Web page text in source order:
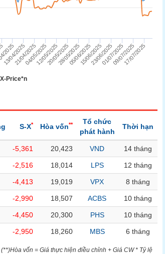
Price*n
13/04/202521/04/202504/05/202512/05/202520/05/202528/05/202505/06/202515/06/202523/06/202501/07/202509/07/2025
17/07/2025
S-X* Hòa vốn**
Tổ chức
phát hành
Thời hạn
-5,361 20,423 VND 14 tháng
-2,516 18,014 LPS 12 tháng
-4,413 19,019 VPX 8 tháng
-2,990 18,507 ACBS 10 tháng
-4,450 20,300 PHS 10 tháng
-2,950 18,260 MBS 6 tháng
vốn = Giá thực hiện điều chỉnh + Giá CW * Tỷ lệ
Hợp đồng tương lai Trái phiếu